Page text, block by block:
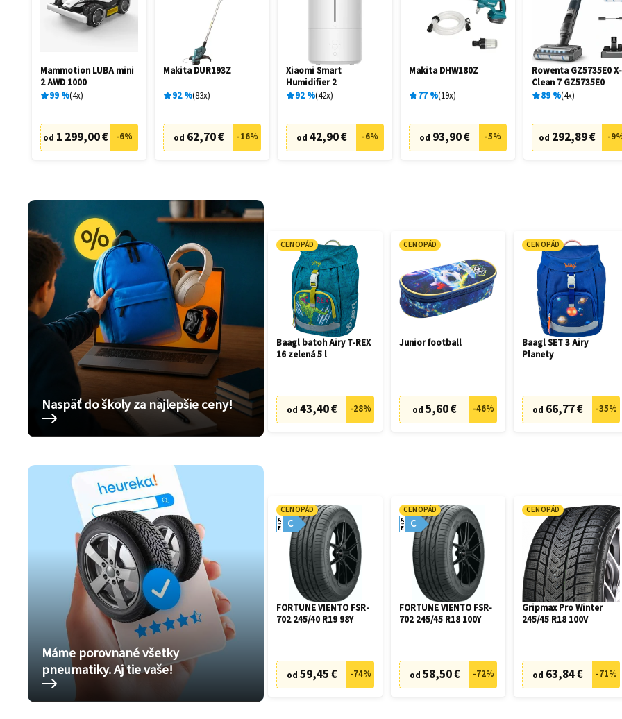
Mammotion LUBA mini
2 AWD 1000
99 % 4x
od 1 299,00 € -6%
Makita DUR193Z
92% 83x
od 62,70 € -16%
Xiaomi Smart
Humidifier 2
92% 42x
od 42,90 € -6%
Makita DHW180Z
77% 19x
od 93,90 € -5%
Rowenta GZ5735E0 X-
Clean 7 GZ5735E0
89 % 4x
od 292,89 € -9
Naspäť do školy za najlepšie ceny!
CENOPÁD
Baagl batoh Airy T-REX
16 zelená 5 l
od 43,40 € -28%
CENOPÁD
Junior football
od 5,60 € -46%
CENOPÁD
Baagl SET 3 Airy
Planety
od 66,77 € -35%
Máme porovnané všetky
pneumatiky. Aj tie vaše!
CENOPÁD
C
A
E
FORTUNE VIENTO FSR-
702 245/40 R19 98Y
od 59,45 € -74%
CENOPÁD
C
A
E
FORTUNE VIENTO FSR-
702 245/45 R18 100Y
od 58,50 € -72%
CENOPÁD
Gripmax Pro Winter
245/45 R18 100V
od 63,84 € -71%